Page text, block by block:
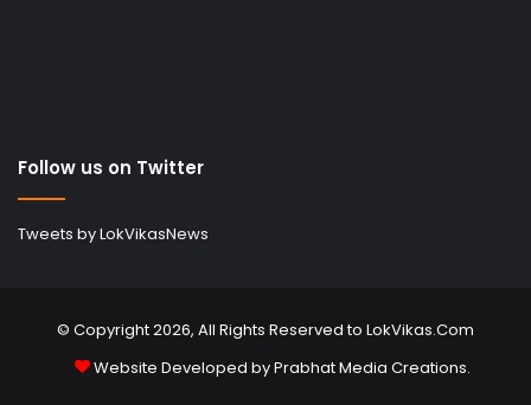
Follow us on Twitter
Tweets by LokVikasNews
© Copyright 2026, All Rights Reserved to LokVikas.Com
Website Developed byPrabhat Media Creations.